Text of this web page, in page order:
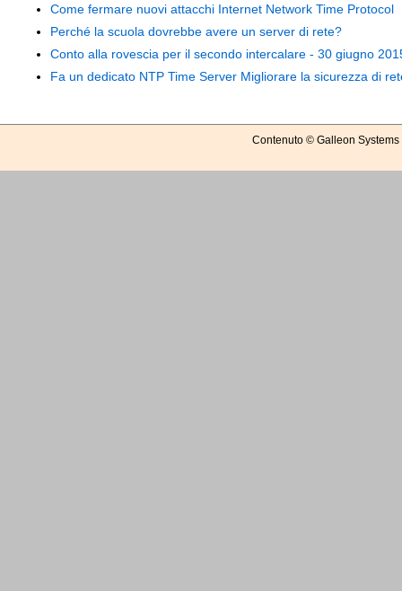
Come fermare nuovi attacchi Internet Network Time Protocol
Perché la scuola dovrebbe avere un server di rete?
Conto alla rovescia per il secondo intercalare - 30 giugno
Fa un dedicato NTP Time Server Migliorare la sicurezza di
Contenuto © Galleon Systems